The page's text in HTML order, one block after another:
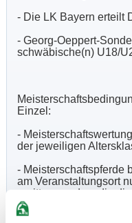
- Die LK Bayern erteilt
- Georg-Oeppert-
schwäbische(n) U18/
Einzel:
-
der jeweiligen
- Meisterschaftspferde
am Veranstaltungsort
geritten werden, die
Prüfung vorstellen.